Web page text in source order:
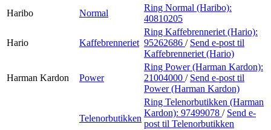
Haribo
Normal
Ring Normal (Haribo):
40810205
Hario Kaffebrenneriet
Ring Kaffebrenneriet (Hario):
95262686 / Send e-post til
Kaffebrenneriet (Hario)
Harman Kardon Power
Ring Power (Harman Kardon):
21004000 / Send e-post til
Power (Harman Kardon)
Telenorbutikken
Ring Telenorbutikken (Harman
Kardon): 97499078 / Send e-
post til Telenorbutikken